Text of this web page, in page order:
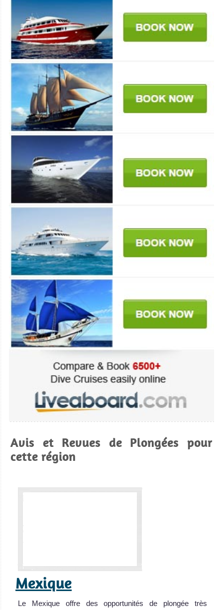
Avis et Revues de Plongées pour
cette région
Mexique
Le Mexique offre des opportunités de plongée très